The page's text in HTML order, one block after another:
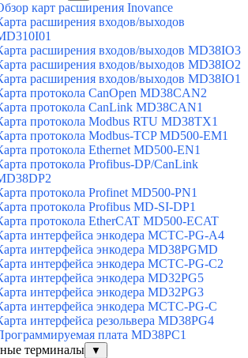
карт расширения Inovance
расширения входов/выходов
расширения входов/выходов MD38IO3
расширения входов/выходов MD38IO2
расширения входов/выходов MD38IO1
протокола CanOpen MD38CAN2
протокола CanLink MD38CAN1
протокола Modbus RTU MD38TX1
протокола Modbus-TCP MD500-EM1
протокола Ethernet MD500-EN1
протокола Profibus-DP/CanLink
протокола Profinet MD500-PN1
протокола Profibus MD-SI-DP1
протокола EtherCAT MD500-ECAT
интерфейса энкодера MCTC-PG-A4
интерфейса энкодера MD38PGMD
интерфейса энкодера MCTC-PG-C2
интерфейса энкодера MD32PG5
интерфейса энкодера MD32PG3
интерфейса энкодера MCTC-PG-C
интерфейса резольвера MD38PG4
плата MD38PC1
терминалы
▼